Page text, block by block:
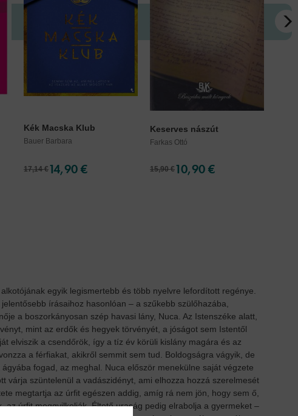
Kék Macska Klub
Bauer Barbara
17,14 €14,90 €
Keserves nászút
Farkas Ottó
15,90 €10,90 €
egyik legismertebb és több nyelvre lefordított regénye.
írásaihoz hasonlóan – a szűkebb szülőhazába,
a boszorkányosan szép havasi lány, Nuca. Az Istenszéke alatt,
mint az erdők és hegyek törvényét, a jóságot sem Istentől
elviszik a csendőrök, így a tíz év körüli kislány magára és az
a férfiakat, akikről semmit sem tud. Boldogságra vágyik, de
fogad, az meghal. Nuca először menekülne saját végzete
várja szüntelenül a vadászidényt, ami elhozza hozzá szerelmesét
megtartja az úrfit egészen addig, amíg rá nem jön, hogy sem ő,
úrfit meggyilkolják. Éltető uraság pedig elrabolja a gyermeket –